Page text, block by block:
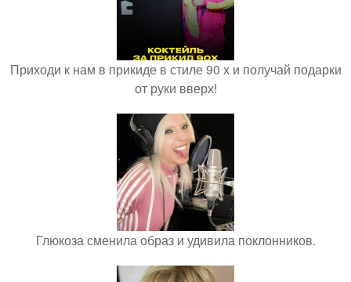
Приходи к нам в прикиде в стиле 90 х и получай подарки
от руки вверх!
Глюкоза сменила образ и удивила поклонников.